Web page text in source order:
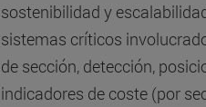
sostenibilidad y
sistemas críticos
de sección, detección,
indicadores de coste (por